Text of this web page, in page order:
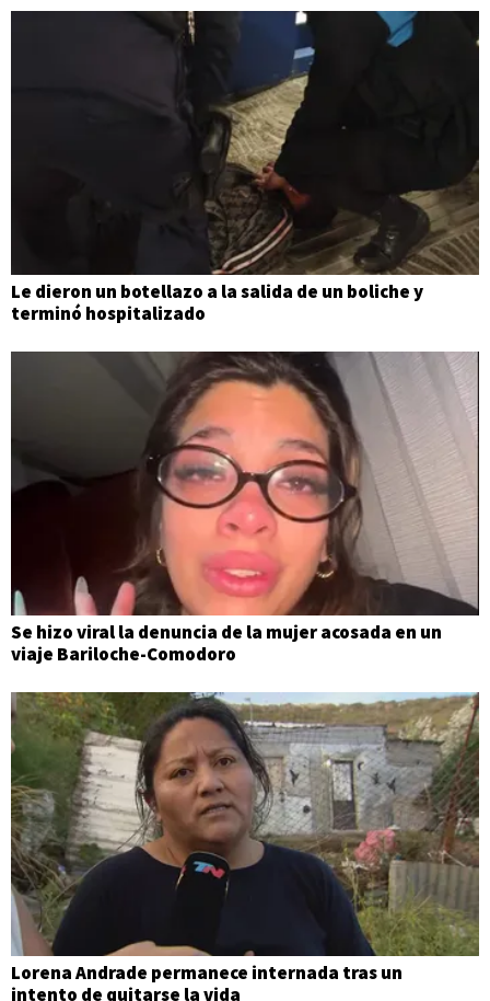
Le dieron un botellazo a la salida de un boliche y
terminó hospitalizado
Se hizo viral la denuncia de la mujer acosada en un
viaje Bariloche-Comodoro
Lorena Andrade permanece internada tras un
intento de quitarse la vida